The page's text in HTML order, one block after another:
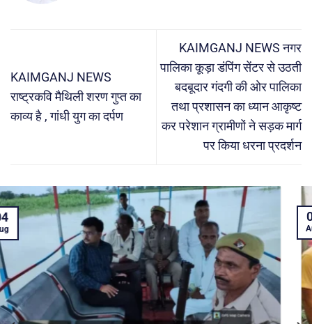
KAIMGANJ NEWS
राष्ट्रकवि मैथिली शरण गुप्त का
काव्य है , गांधी युग का दर्पण
KAIMGANJ NEWS नगर
पालिका कूड़ा डंपिंग सेंटर से उठती
बदबूदार गंदगी की ओर पालिका
तथा प्रशासन का ध्यान आकृष्ट
कर परेशान ग्रामीणों ने सड़क मार्ग
पर किया धरना प्रदर्शन
04